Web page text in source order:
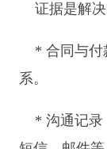
证据是解决
* 合同与付
系。
* 沟通记录